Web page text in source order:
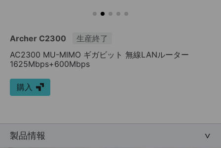
Archer C2300
生産終了
AC2300 MU-MIMO ギガビット 無線LANルーター
1625Mbps+600Mbps
購入
製品情報